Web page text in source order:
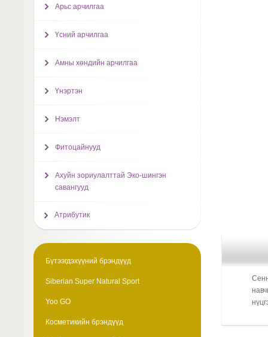
Арьс арчилгаа
Үсний арчилгаа
Амны хөндийн арчилгаа
Үнэртэн
Нэмэлт
Фитоцайнууд
Ахуйн зориулалттай Эко-шингэн
савангууд
Атрибутик
Бүтээгдэхүүний брэндүүд
Siberian Super Natural Sport
Yoo GO
Косметикийн брэндүүд